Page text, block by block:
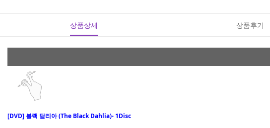
상품상세 상품후기
[DVD] 블랙 달리아 (The Black Dahlia)- 1Disc